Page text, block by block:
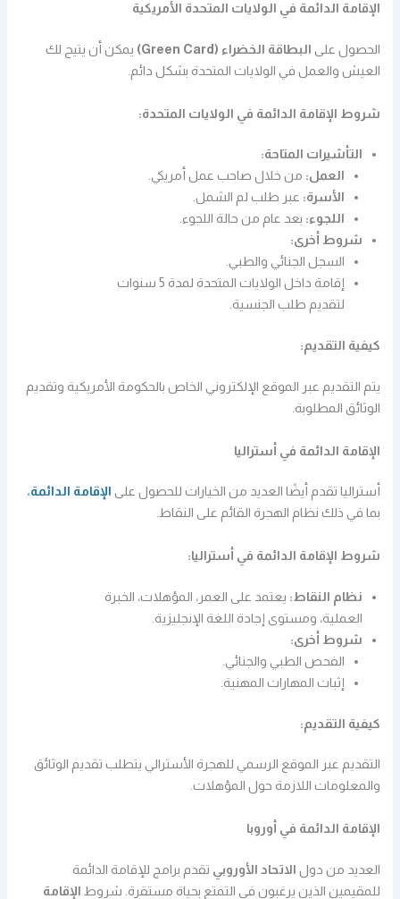
الإقامة الدائمة في الولايات المتحدة الأمريكية
الحصول على البطاقة الخضراء (Green Card)
يمكن أن يتيح لك
العيش والعمل في الولايات المتحدة بشكل دائم.
شروط الإقامة الدائمة في الولايات المتحدة:
التأشيرات المتاحة:
العمل: من خلال صاحب عمل أمريكي.
الأسرة: عبر طلب لم الشمل.
اللجوء: بعد عام من حالة اللجوء.
شروط أخرى:
السجل الجنائي والطبي.
إقامة داخل الولايات المتحدة لمدة 5 سنوات
لتقديم طلب الجنسية.
كيفية التقديم:
يتم التقديم عبر الموقع الإلكتروني الخاص بالحكومة الأمريكية وتقديم
الوثائق المطلوبة.
الإقامة الدائمة في أستراليا
أستراليا تقدم أيضًا العديد من الخيارات للحصول على الإقامة الدائمة،
بما في ذلك نظام الهجرة القائم على النقاط.
شروط الإقامة الدائمة في أستراليا:
نظام النقاط: يعتمد على العمر، المؤهلات، الخبرة
العملية، ومستوى إجادة اللغة الإنجليزية.
شروط أخرى:
الفحص الطبي والجنائي.
إثبات المهارات المهنية.
كيفية التقديم:
التقديم عبر الموقع الرسمي للهجرة الأسترالي يتطلب تقديم الوثائق
والمعلومات اللازمة حول المؤهلات.
الإقامة الدائمة في أوروبا
العديد من دول الاتحاد الأوروبي تقدم برامج للإقامة الدائمة
للمقيمين الذين يرغبون في التمتع بحياة مستقرة. شروط الإقامة